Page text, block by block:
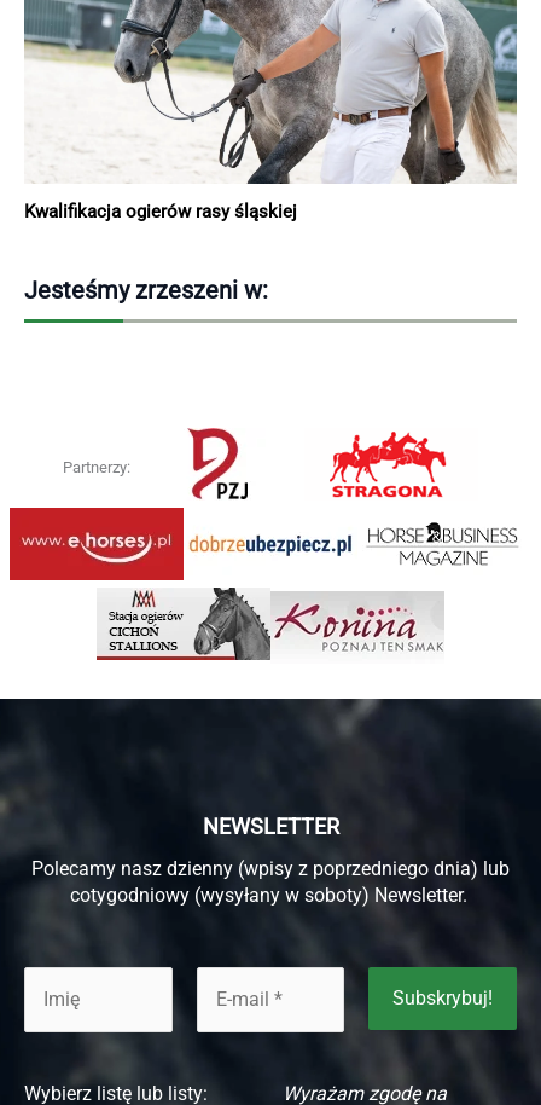
Kwalifikacja ogierów rasy śląskiej
Jesteśmy zrzeszeni w:
Partnerzy:
NEWSLETTER
Polecamy nasz dzienny (wpisy z poprzedniego dnia) lub
cotygodniowy (wysyłany w soboty) Newsletter.
Wybierz listę lub listy:
Wyrażam zgodę na